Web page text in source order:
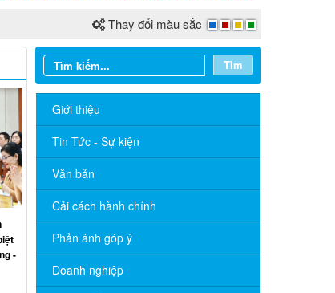
Thay đổi màu sắc
Tìm
Giới thiệu
Tin Tức - Sự kiện
Văn bản
Cải cách hành chính
Phản ánh góp ý
Doanh nghiệp
-